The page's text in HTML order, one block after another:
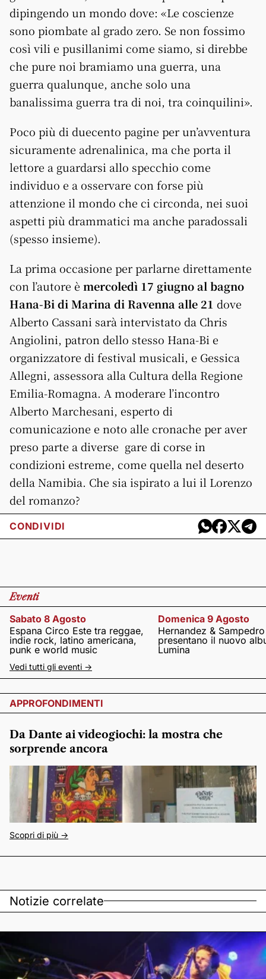
dipingendo un mondo dove: «Le coscienze
sono piombate al grado zero. Se non fossimo
così vili e pusillanimi come siamo, si direbbe
che pure noi bramiamo una guerra, una
guerra qualunque, anche solo una
banalissima guerra tra di noi, tra coinquilini».
Poco più di duecento pagine per un’avventura
sicuramente adrenalinica, ma che porta il
lettore a guardarsi allo specchio come
individuo e a osservare con forse più
attenzione il mondo che ci circonda, nei suoi
aspetti più drammatici ma anche paradossali
(spesso insieme).
La prima occasione per parlarne direttamente
con l’autore è mercoledì 17 giugno al bagno
Hana-Bi di Marina di Ravenna alle 21 dove
Alberto Cassani sarà intervistato da Chris
Angiolini, patron dello stesso Hana-Bi e
organizzatore di festival musicali, e Gessica
Allegni, assessora alla Cultura della Regione
Emilia-Romagna. A moderare l’incontro
Alberto Marchesani, esperto di
comunicazione e noto alle cronache per aver
preso parte a diverse gare di corse in
condizioni estreme, come quella nel deserto
della Namibia. Che sia ispirato a lui il Lorenzo
del romanzo?
CONDIVIDI
Eventi
Sabato 8 Agosto
Espana Circo Este tra reggae,
indie rock, latino americana,
punk e world music
Domenica 9 Agosto
Hernandez & Sampedro
presentano il nuovo
Lumina
Vedi tutti gli eventi ->
APPROFONDIMENTI
Da Dante ai videogiochi: la mostra che
sorprende ancora
Scopri di più ->
Notizie correlate